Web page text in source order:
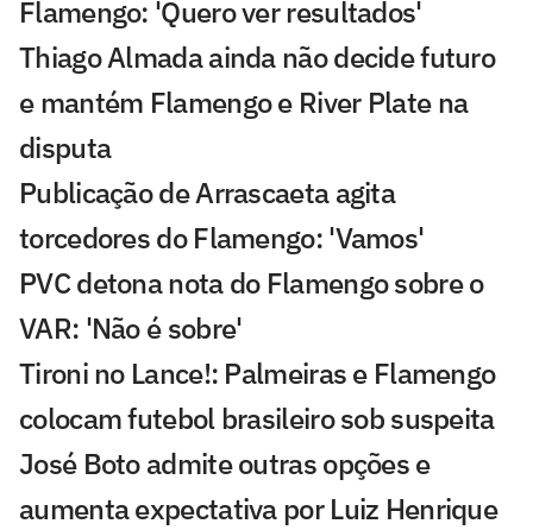
Flamengo: 'Quero ver resultados'
Thiago Almada ainda não decide futuro
e mantém Flamengo e River Plate na
disputa
Publicação de Arrascaeta agita
torcedores do Flamengo: 'Vamos'
PVC detona nota do Flamengo sobre o
VAR: 'Não é sobre'
Tironi no Lance!: Palmeiras e Flamengo
colocam futebol brasileiro sob suspeita
José Boto admite outras opções e
aumenta expectativa por Luiz Henrique